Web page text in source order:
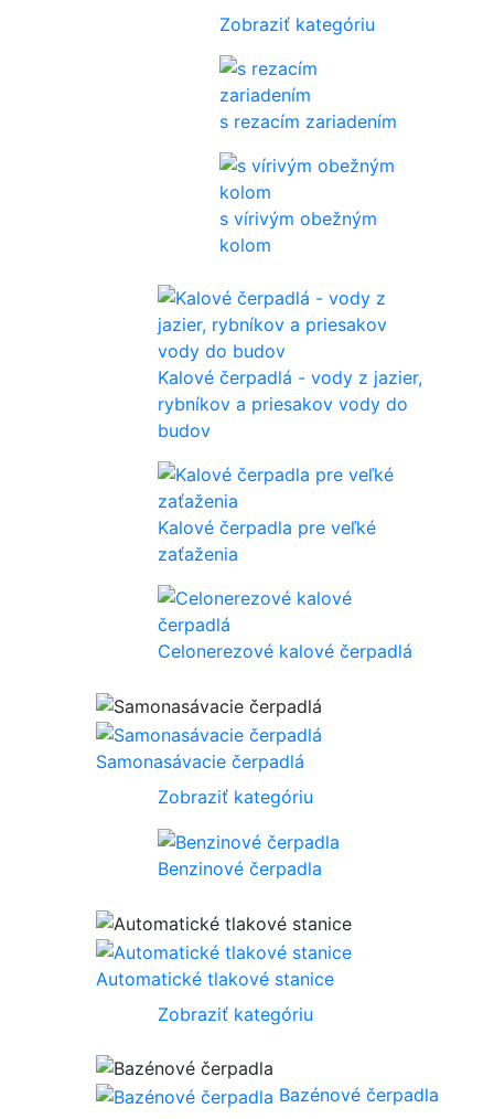
Zobraziť kategóriu
s rezacím zariadením
s vírivým obežným
kolom
Kalové čerpadlá - vody z jazier,
rybníkov a priesakov vody do
budov
Kalové čerpadla pre veľké
zaťaženia
Celonerezové kalové čerpadlá
Samonasávacie čerpadlá
Zobraziť kategóriu
Benzinové čerpadla
Automatické tlakové stanice
Zobraziť kategóriu
Bazénové čerpadla